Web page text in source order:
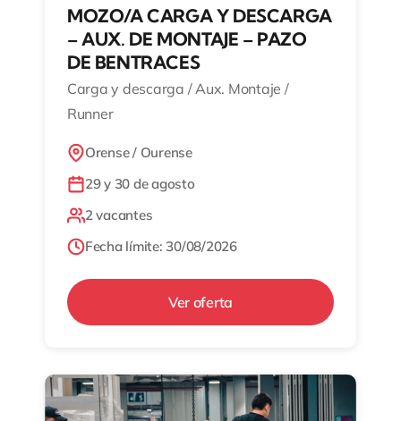
MOZO/A CARGA Y DESCARGA
– AUX. DE MONTAJE – PAZO
DE BENTRACES
Carga y descarga / Aux. Montaje /
Runner
Orense / Ourense
29 y 30 de agosto
2 vacantes
Fecha límite: 30/08/2026
Ver oferta